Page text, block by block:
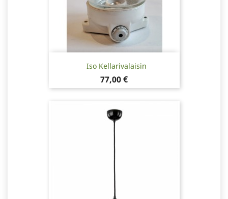
Iso Kellarivalaisin
Hinta
77,00 €